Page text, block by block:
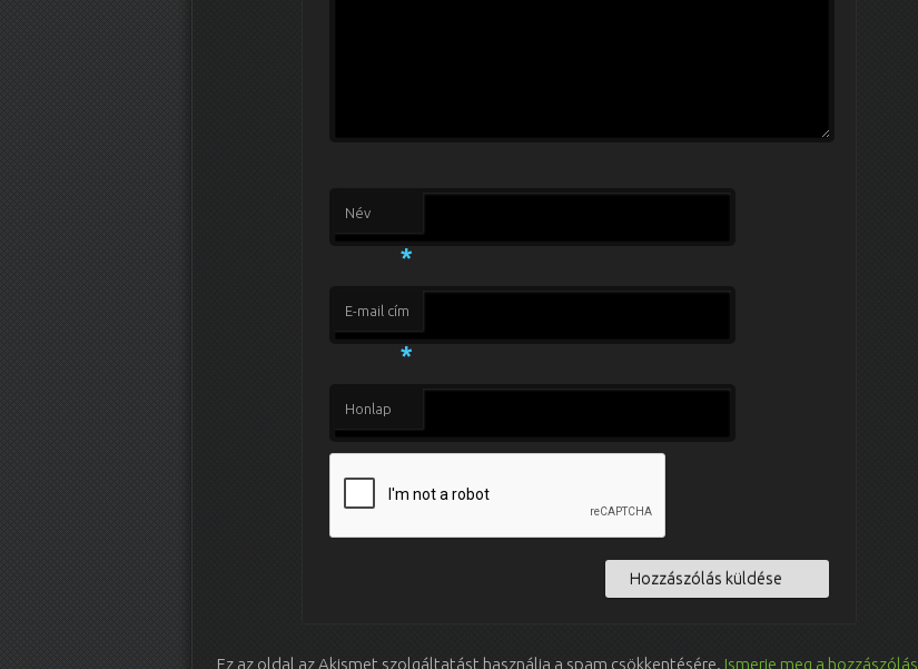
Név
*
E-mail cím
*
Honlap
Ez az oldal az Akismet szolgáltatást használja a spam csökkentésére. Ismerje meg a hozzászólás